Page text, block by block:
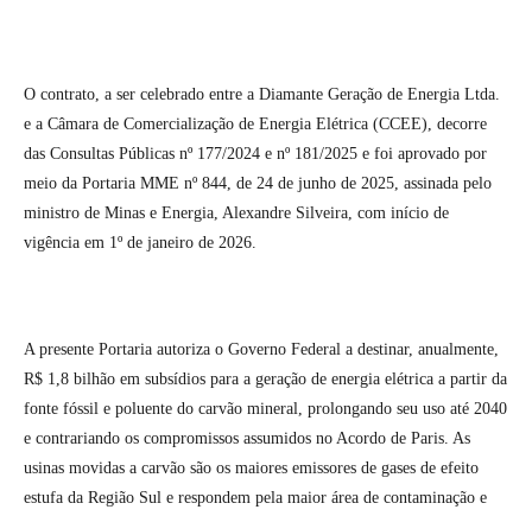
O contrato, a ser celebrado entre a Diamante Geração de Energia Ltda.
e a Câmara de Comercialização de Energia Elétrica (CCEE), decorre
das Consultas Públicas nº 177/2024 e nº 181/2025 e foi aprovado por
meio da Portaria MME nº 844, de 24 de junho de 2025, assinada pelo
ministro de Minas e Energia, Alexandre Silveira, com início de
vigência em 1º de janeiro de 2026.
A presente Portaria autoriza o Governo Federal a destinar, anualmente,
R$ 1,8 bilhão em subsídios para a geração de energia elétrica a partir da
fonte fóssil e poluente do carvão mineral, prolongando seu uso até 2040
e contrariando os compromissos assumidos no Acordo de Paris. As
usinas movidas a carvão são os maiores emissores de gases de efeito
estufa da Região Sul e respondem pela maior área de contaminação e